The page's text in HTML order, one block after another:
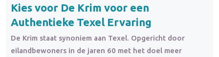
Kies voor De Krim voor een
Authentieke Texel Ervaring
De Krim staat synoniem aan Texel. Opgericht door
eilandbewoners in de jaren 60 met het doel meer